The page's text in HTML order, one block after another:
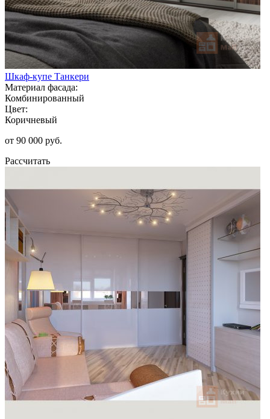
Шкаф-купе Танкери
Материал фасада:
Комбинированный
Цвет:
Коричневый
от 90 000 руб.
Рассчитать